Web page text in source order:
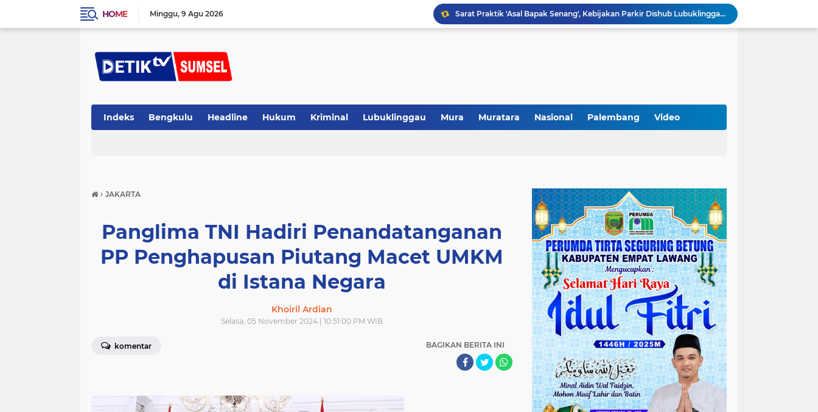
HOME Minggu 9 Agu 2026
Lantik Pejabat Baru, JM Bupati Empat Lawang: Jabatan Adalah Amanah, Segera Berinovasi Demi Empat Lawang MADANI!
KAMMI Muratara Dukung MUI dalam Upaya Penegakan Hukum terhadap Aktivitas LGBT
Tingkatkan Kualitas Insan Pers, PWI Musi Rawas Gelar Pelatihan Jurnalistik Berbasis Kompetensi dan Storytelling.
Indeks Bengkulu Headline Hukum Kriminal Lubuklinggau Mura Muratara Nasional Palembang Video
› JAKARTA
Panglima TNI Hadiri Penandatanganan
PP Penghapusan Piutang Macet UMKM
di Istana Negara
Khoiril Ardian
Selasa, 05 November 2024 | 10:51:00 PM WIB
komentar BAGIKAN BERITA INI